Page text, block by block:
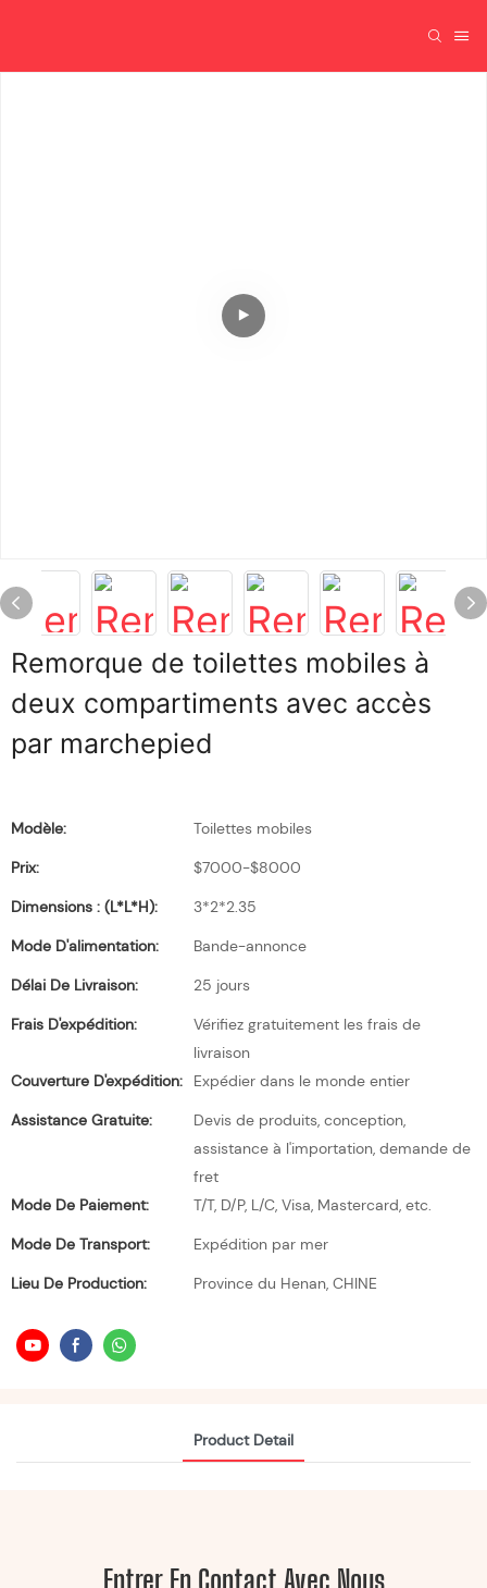
Remorque de toilettes mobiles à
deux compartiments avec accès
par marchepied
Modèle:
Toilettes mobiles
Prix:
$7000-$8000
Dimensions : (L*l*H):
3*2*2.35
Mode D'alimentation:
Bande-annonce
Délai De Livraison:
25 jours
Frais D'expédition:
Vérifiez gratuitement les frais de
livraison
Couverture D'expédition:
Expédier dans le monde entier
Assistance Gratuite:
Devis de produits, conception,
assistance à l'importation, demande de
fret
Mode De Paiement:
T/T, D/P, L/C, Visa, Mastercard, etc.
Mode De Transport:
Expédition par mer
Lieu De Production:
Province du Henan, CHINE
Product Detail
Entrer En Contact Avec Nous